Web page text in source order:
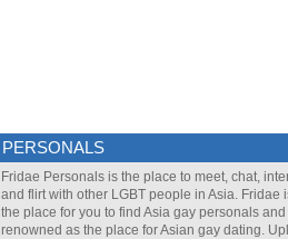
PERSONALS
Fridae Personals is the place to meet, chat,
and flirt with other LGBT people in Asia. Fridae
the place for you to find Asia gay personals and
renowned as the place for Asian gay dating.